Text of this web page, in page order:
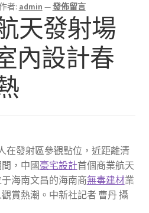
者: admin —發佈留言
天發射場
內設計春
在發射區參觀點位，近距離清
，中國豪宅設計首個商業航天
海南文昌的海南商無毒建材業
賞熱潮。中新社記者 曹丹 攝